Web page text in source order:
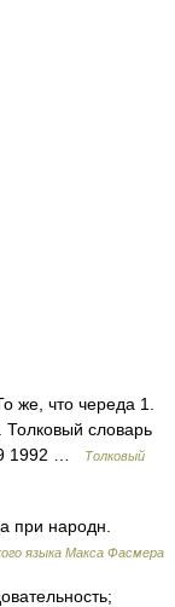
же, что череда 1.
Толковый словарь
1992 …
Толковый
при народн.
языка Макса Фасмера